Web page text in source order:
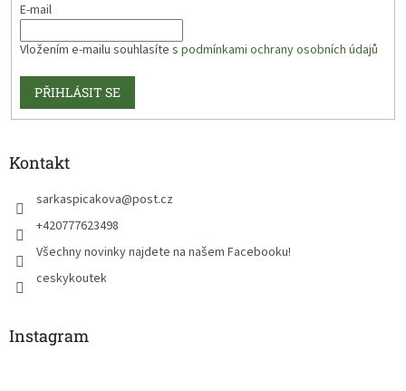
E-mail
Vložením e-mailu souhlasíte s podmínkami ochrany osobních údajů
PŘIHLÁSIT SE
Kontakt
sarkaspicakova@post.cz
+420777623498
Všechny novinky najdete na našem Facebooku!
ceskykoutek
Instagram